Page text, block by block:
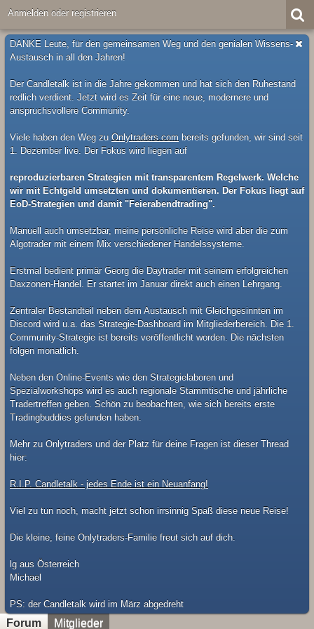
Anmelden oder registrieren
DANKE Leute, für den gemeinsamen Weg und den genialen Wissens-
Austausch in all den Jahren!
Der Candletalk ist in die Jahre gekommen und hat sich den Ruhestand
redlich verdient. Jetzt wird es Zeit für eine neue, modernere und
anspruchsvollere Community.
Viele haben den Weg zu Onlytraders.com bereits gefunden, wir sind seit
1. Dezember live. Der Fokus wird liegen auf
reproduzierbaren Strategien mit transparentem Regelwerk. Welche
wir mit Echtgeld umsetzten und dokumentieren. Der Fokus liegt auf
EoD-Strategien und damit "Feierabendtrading".
Manuell auch umsetzbar, meine persönliche Reise wird aber die zum
Algotrader mit einem Mix verschiedener Handelssysteme.
Erstmal bedient primär Georg die Daytrader mit seinem erfolgreichen
Daxzonen-Handel. Er startet im Januar direkt auch einen Lehrgang.
Zentraler Bestandteil neben dem Austausch mit Gleichgesinnten im
Discord wird u.a. das Strategie-Dashboard im Mitgliederbereich. Die 1.
Community-Strategie ist bereits veröffentlicht worden. Die nächsten
folgen monatlich.
Neben den Online-Events wie den Strategielaboren und
Spezialworkshops wird es auch regionale Stammtische und jährliche
Tradertreffen geben. Schön zu beobachten, wie sich bereits erste
Tradingbuddies gefunden haben.
Mehr zu Onlytraders und der Platz für deine Fragen ist dieser Thread
hier:
R.I.P. Candletalk - jedes Ende ist ein Neuanfang!
Viel zu tun noch, macht jetzt schon irrsinnig Spaß diese neue Reise!
Die kleine, feine Onlytraders-Familie freut sich auf dich.
lg aus Österreich
Michael
​PS: der Candletalk wird im März abgedreht
Forum Mitglieder